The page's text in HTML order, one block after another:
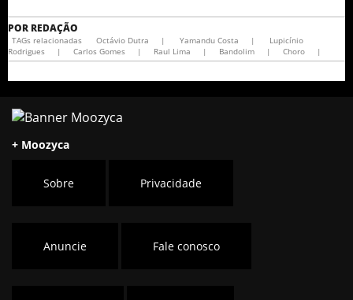
POR REDAÇÃO
TAGs relacionadas Octávio Dutra | Yamandu Costa |
Lupicínio
Rodrigues
| Carlos Gomes | Raul Lima | Bandolim | Choro |
+ Moozyca
Sobre Privacidade
Anuncie Fale conosco